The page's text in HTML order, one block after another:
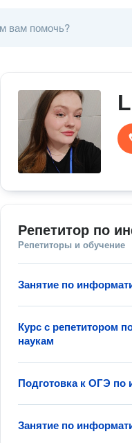
Репетитор по
Репетиторы и обучение
Занятие по
Курс с репетитором
наукам
Подготовка к ОГЭ по
Занятие по